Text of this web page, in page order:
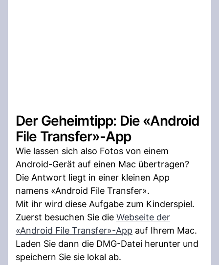
Der Geheimtipp: Die «Android
File Transfer»-App
Wie lassen sich also Fotos von einem
Android-Gerät auf einen Mac übertragen?
Die Antwort liegt in einer kleinen App
namens «Android File Transfer».
Mit ihr wird diese Aufgabe zum Kinderspiel.
Zuerst besuchen Sie die Webseite der
«Android File Transfer»-App auf Ihrem Mac.
Laden Sie dann die DMG-Datei herunter und
speichern Sie sie lokal ab.